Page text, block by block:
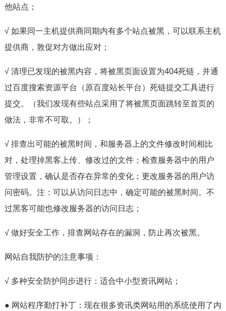
他站点；
√ 如果同一主机提供商同期内有多个站点被黑，可以联系主机
提供商，敦促对方做出应对；
√ 清理已发现的被黑内容，将被黑页面设置为404死链，并通
过百度搜索资源平台（原百度站长平台）死链提交工具进行
提交。（我们发现有些站点采用了将被黑页面跳转至首页的
做法，非常不可取。）；
√ 排查出可能的被黑时间，和服务器上的文件修改时间相比
对，处理掉黑客上传、修改过的文件；检查服务器中的用户
管理设置，确认是否存在异常的变化；更改服务器的用户访
问密码。注：可以从访问日志中，确定可能的被黑时间。不
过黑客可能也修改服务器的访问日志；
√ 做好安全工作，排查网站存在的漏洞，防止再次被黑。
网站自我防护的注意事项：
√ 多种安全防护同步进行：适合中小型资讯网站；
● 网站程序勤打补丁：现在很多资讯类网站用的系统使用了内